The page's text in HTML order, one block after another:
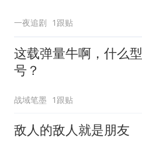
一夜追剧 1跟贴
这载弹量牛啊，什么型
号？
战域笔墨 1跟贴
敌人的敌人就是朋友